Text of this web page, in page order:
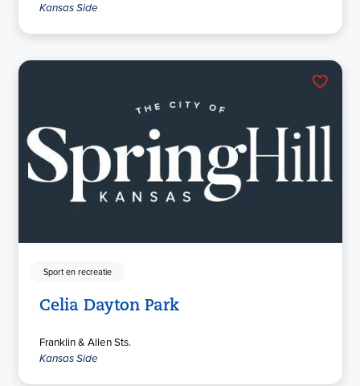
Kansas Side
Sport en recreatie
Celia Dayton Park
Franklin & Allen Sts.
Kansas Side